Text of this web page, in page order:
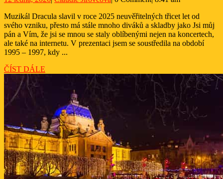
Dracula
2026
Muzikál Dracula slavil v roce 2025 neuvěřitelných třicet let od
svého vzniku, přesto má stále mnoho diváků a skladby jako Jsi můj
pán a Vím, že jsi se mnou se staly oblíbenými nejen na koncertech,
ale také na internetu. V prezentaci jsem se soustředila na období
1995 – 1997, kdy ...
ČÍST DÁLE